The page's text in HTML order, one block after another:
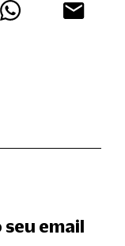
seu email